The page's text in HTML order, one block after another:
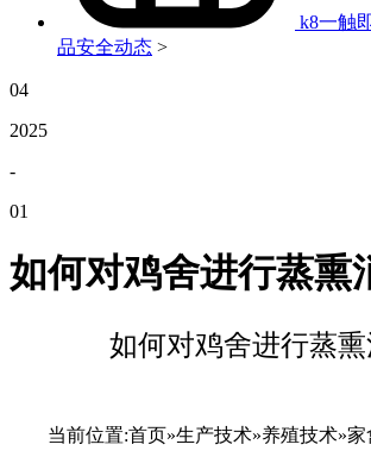
k8一触
品安全动态 >
04
2025
-
01
如何对鸡舍进行蒸熏
如何对鸡舍进行蒸
当前位置:首页»生产技术»养殖技术»家